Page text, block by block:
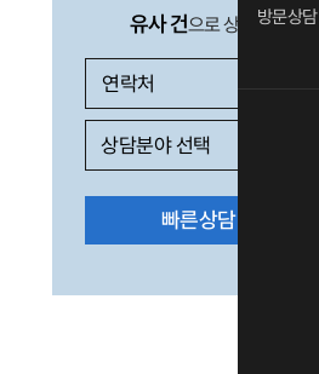
방문상담
유사 건으로 상담 필요 시